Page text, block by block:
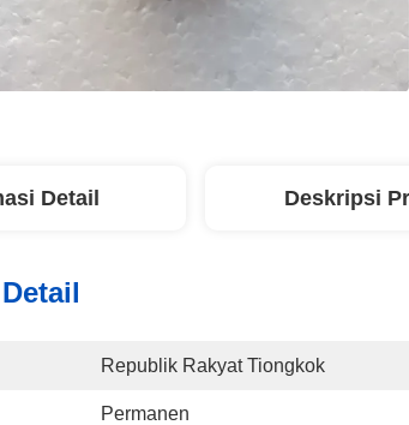
Detail Deskripsi
Republik Rakyat Tiongkok
Permanen